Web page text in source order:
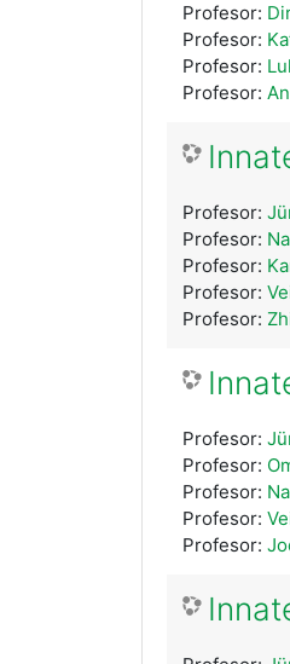
Profesor:
Profesor:
Profesor:
Profesor:
Profesor:
Profesor:
Profesor:
Profesor:
Profesor:
Profesor:
Profesor:
Profesor:
Profesor:
Profesor: